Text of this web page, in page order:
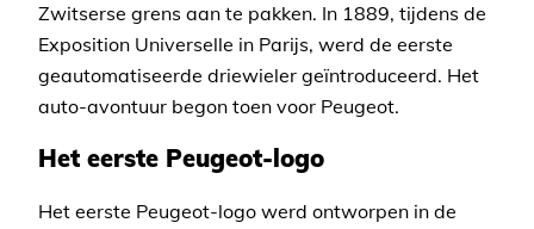
Zwitserse grens aan te pakken. In 1889, tijdens de
Exposition Universelle in Parijs, werd de eerste
geautomatiseerde driewieler geïntroduceerd. Het
auto-avontuur begon toen voor Peugeot.
Het eerste Peugeot-logo
Het eerste Peugeot-logo werd ontworpen in de